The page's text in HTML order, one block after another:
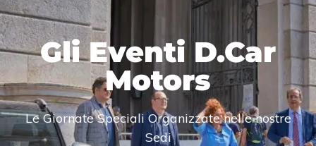
Gli Eventi D.Car
Motors
Le Giornate Speciali Organizzate nelle nostre
Sedi